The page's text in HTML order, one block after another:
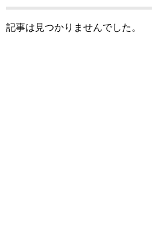
記事は見つかりませんでした。